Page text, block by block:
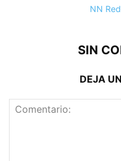
NN
SIN
DEJA